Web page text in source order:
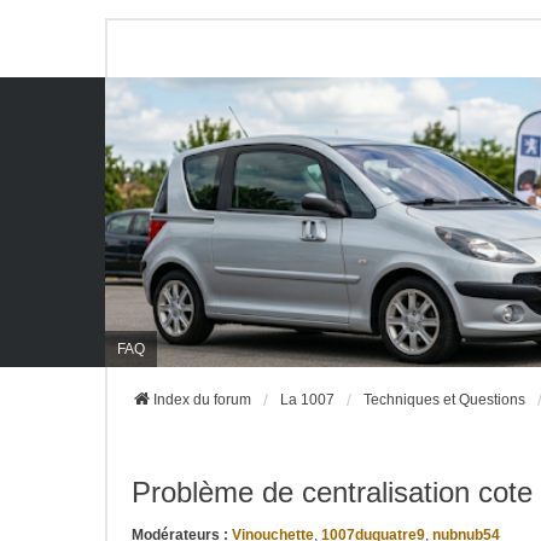
FAQ
Index du forum La 1007 Techniques et Questions
Problème de centralisation
Modérateurs : Vinouchette, 1007duquatre9, nubnub54